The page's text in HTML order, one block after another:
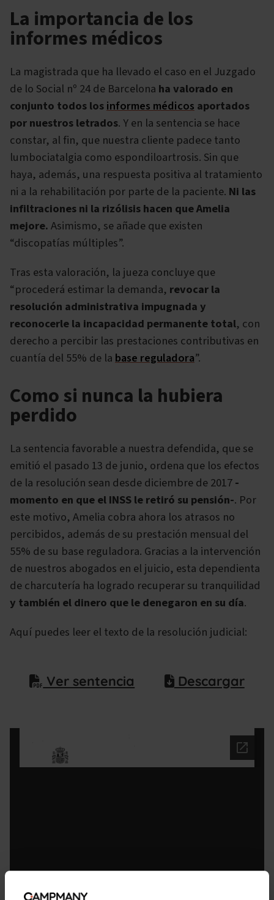
La importancia de los
informes médicos
La magistrada que ha llevado el caso en el Juzgado
de lo Social nº 24 de Barcelona ha valorado en
conjunto todos losinformes médicos aportados
por nuestros letrados. Y en la sentencia se hace
constar, al fin, que nuestra cliente padece tanto
lumbociatalgia como espondiloartrosis. Sin que
haya, además, una respuesta positiva al tratamiento
ni a la rehabilitación por parte de la paciente. Ni las
infiltraciones ni la rizólisis hacen que Amelia
mejore.Asimismo, se añade que existen
“discopatías múltiples”.
Tras esta valoración, la jueza concluye que
“procederá estimar la demanda, revocar la
resolución administrativa impugnada y
reconocerle la incapacidad permanente total, con
derecho a percibir las prestaciones contributivas en
cuantía del 55% de la base reguladora”.
Como si nunca la hubiera
perdido
La sentencia favorable a nuestra defendida, que se
emitió el pasado 13 de junio, ordena que los efectos
de la resolución sean desde diciembre de 2017-
momento en que el INSS le retiró su pensión-. Por
este motivo, Amelia cobra ahora los atrasos no
percibidos, además de su prestación mensual del
55% de su base reguladora. Gracias a la intervención
de nuestros abogados en el juicio, esta dependienta
de charcutería ha logrado recuperar su tranquilidad
y también el dinero que le denegaron en su día.
Aquí puedes leer el texto de la resolución judicial:
Ver sentencia Descargar